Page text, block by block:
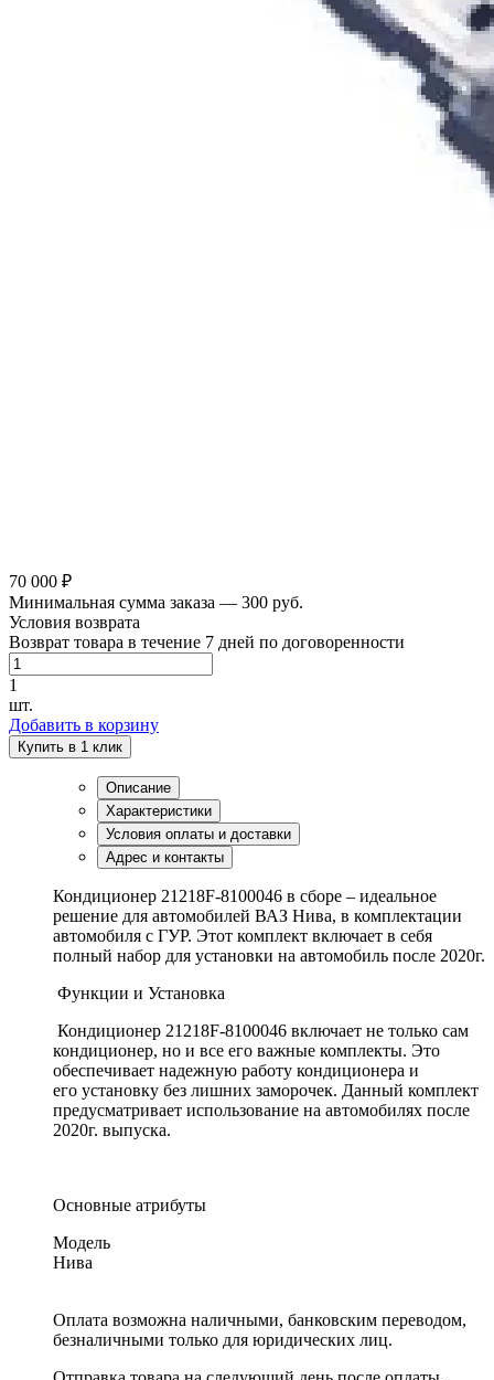
70 000 ₽
Минимальная сумма заказа — 300 руб.
Условия возврата
Возврат товара в течение 7 дней по договоренности
1
шт.
Добавить в корзину
Купить в 1 клик
Описание
Характеристики
Условия оплаты и доставки
Адрес и контакты
Кондиционер 21218F-8100046 в сборе – идеальное
решение для автомобилей ВАЗ Нива, в комплектации
автомобиля с ГУР. Этот комплект включает в себя
полный набор для установки на автомобиль после 2020г.
Функции и Установка
Кондиционер 21218F-8100046 включает не только сам
кондиционер, но и все его важные комплекты. Это
обеспечивает надежную работу кондиционера и
его установку без лишних заморочек. Данный комплект
предусматривает использование на автомобилях после
2020г. выпуска.
Основные атрибуты
Модель
Нива
Оплата возможна наличными, банковским переводом,
безналичными только для юридических лиц.